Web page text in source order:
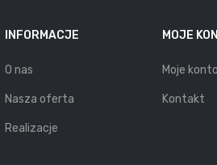
INFORMACJE
O nas
Nasza oferta
Realizacje
MOJE
Moje konto
Kontakt